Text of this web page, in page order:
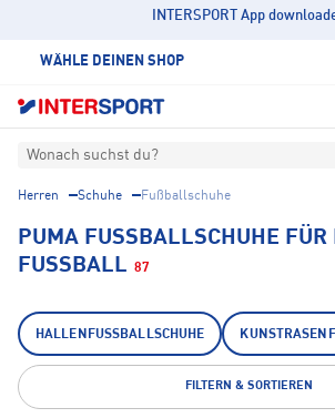
INTERSPORT App
WÄHLE DEINEN SHOP
Wonach suchst du?
Herren Schuhe Fußballschuhe
PUMA FUSSBALLSCHUHE FÜR
USSBALL
87
HALLENFUSSBALLSCHUHE
FILTERN & SORTIEREN